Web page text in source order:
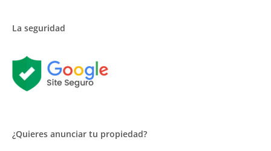
La seguridad
¿Quieres anunciar tu propiedad?